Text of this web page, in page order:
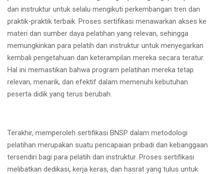
dan instruktur untuk selalu mengikuti perkembangan tren dan
praktik-praktik terbaik. Proses sertifikasi menawarkan akses ke
materi dan sumber daya pelatihan yang relevan, sehingga
memungkinkan para pelatih dan instruktur untuk menyegarkan
kembali pengetahuan dan keterampilan mereka secara teratur.
Hal ini memastikan bahwa program pelatihan mereka tetap
relevan, menarik, dan efektif dalam memenuhi kebutuhan
peserta didik yang terus berubah.
Terakhir, memperoleh sertifikasi BNSP dalam metodologi
pelatihan merupakan suatu pencapaian pribadi dan kebanggaan
tersendiri bagi para pelatih dan instruktur. Proses sertifikasi
melibatkan dedikasi, kerja keras, dan hasrat yang tulus untuk